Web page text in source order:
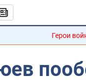
Герои